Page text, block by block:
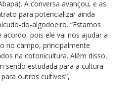
A conversa avançou, e as
para potencializar ainda
do-algodoeiro. “Estamos
pois ele vai nos ajudar a
no campo, principalmente
na cotonicultura. Além disso,
sendo estudada para a cultura
outros cultivos”,